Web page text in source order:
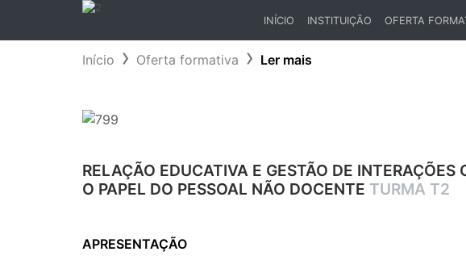
INÍCIO
INSTITUIÇÃO OFERTA
Início Oferta formativa Ler mais
RELAÇÃO EDUCATIVA E GESTÃO DE
O PAPEL DO PESSOAL NÃO DOCENTE TURMA T2
APRESENTAÇÃO